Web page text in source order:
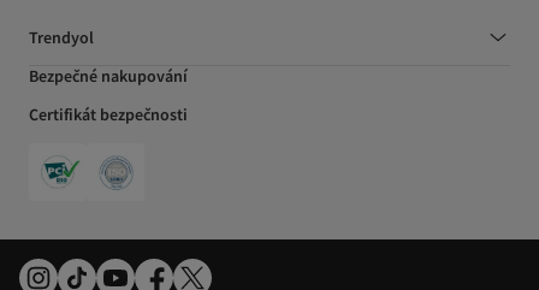
Trendyol
Bezpečné nakupování
Certifikát bezpečnosti